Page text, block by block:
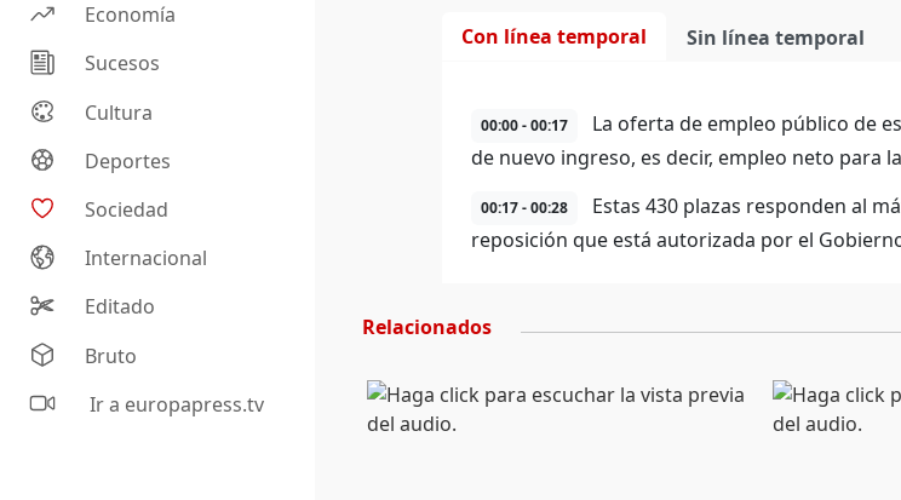
Economía
Sucesos
Cultura
Deportes
Sociedad
Internacional
Editado
Bruto
Ir a europapress.tv
Con línea temporal Sin línea temporal
00:00 - 00:17
La oferta de empleo público de
de nuevo ingreso, es decir, empleo neto para
00:17 - 00:28
Estas 430 plazas responden al
reposición que está autorizada por el
Relacionados